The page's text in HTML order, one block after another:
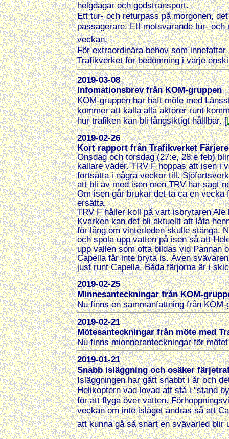
helgdagar och godstransport.
Ett tur- och returpass på morgonen,
passagerare. Ett motsvarande tur-
veckan.
För extraordinära behov som
Trafikverket för bedömning i varje
2019-03-08
Infomationsbrev från KOM-gruppen
KOM-gruppen har haft möte med
kommer att kalla alla aktörer runt
hur trafiken kan bli långsiktigt hålllbar. [
2019-02-26
Kort rapport från Trafikverket
Onsdag och torsdag (27:e, 28:e feb)
kallare väder. TRV F hoppas att isen i
fortsätta i några veckor till.
att bli av med isen men TRV har sagt
Om isen går brukar det ta ca en
ersätta.
TRV F håller koll på vart isbrytaren
Kvarken kan det bli aktuellt att låta
för lång om vinterleden skulle stänga.
och spola upp vatten på isen så att
upp vallen som ofta bildas vid Pannan
Capella får inte bryta is. Även
just runt Capella. Båda färjorna är i
2019-02-25
Minnesanteckningar från KOM-
Nu finns en sammanfattning från
2019-02-21
Mötesanteckningar från möte med
Nu finns mionneranteckningar för
2019-01-21
Snabb isläggning och osäker
Isläggningen har gått snabbt i år och
Helikoptern vad lovad att stå i "stand
för att flyga över vatten.
veckan om inte isläget ändras så att
att kunna gå så snart en svävarled blir